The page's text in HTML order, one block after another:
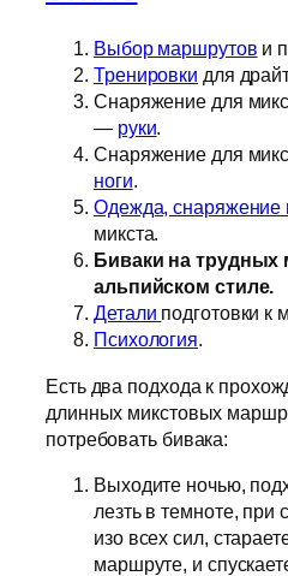
Выбор маршрутов и
Тренировки для
Снаряжение для
— руки.
Снаряжение для
ноги.
Одежда, снаряжение
микста.
Биваки на трудных
альпийском стиле.
Детали подготовки к
Психология.
Есть два подхода к
длинных микстовых
потребовать бивака:
Выходите ночью,
лезть в темноте, при
изо всех сил,
маршруте, и